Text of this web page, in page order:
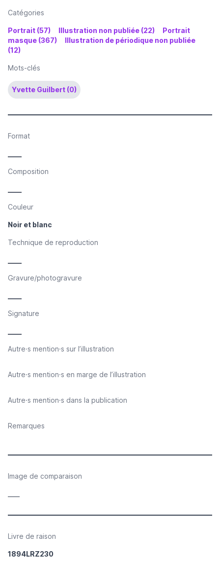
Catégories
Portrait (57) Illustration non publiée (22)
Portrait
masque (367)
Illustration de périodique non publiée
(12)
Mots-clés
Yvette Guilbert (0)
Format
Composition
Couleur
Noir et blanc
Technique de reproduction
Gravure/photogravure
Signature
Autre·s mention·s sur l’illustration
Autre·s mention·s en marge de l’illustration
Autre·s mention·s dans la publication
Remarques
Image de comparaison
Livre de raison
1894LRZ230